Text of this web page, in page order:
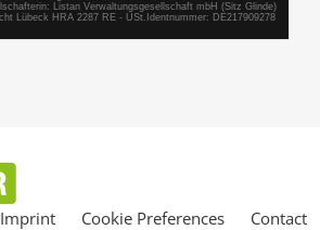
Imprint Cookie Preferences Contact